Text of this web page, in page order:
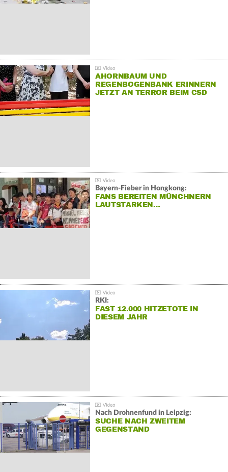
AHORNBAUM UND
REGENBOGENBANK ERINNERN
JETZT AN TERROR BEIM CSD
Bayern-Fieber in Hongkong:
FANS BEREITEN MÜNCHNERN
LAUTSTARKEN…
RKI:
FAST 12.000 HITZETOTE IN
DIESEM JAHR
Nach Drohnenfund in Leipzig:
SUCHE NACH ZWEITEM
GEGENSTAND